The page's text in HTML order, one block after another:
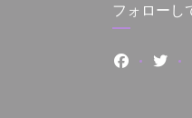
きます))
フォローし
Facebook